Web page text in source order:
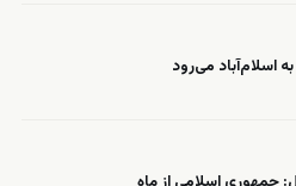
اسلام‌آباد می‌رود